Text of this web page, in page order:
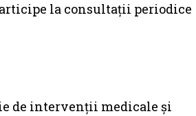
la consultații periodice
de intervenții medicale și